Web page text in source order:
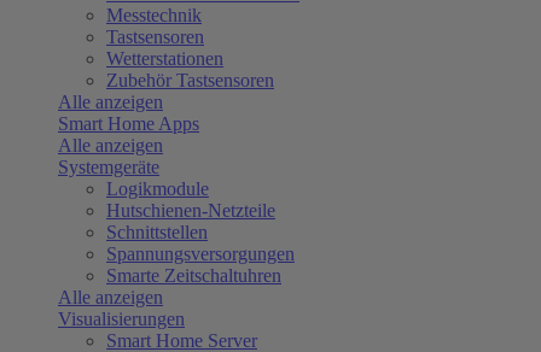
Messtechnik
Tastsensoren
Wetterstationen
Zubehör Tastsensoren
Alle anzeigen
Smart Home Apps
Alle anzeigen
Systemgeräte
Logikmodule
Hutschienen-Netzteile
Schnittstellen
Spannungsversorgungen
Smarte Zeitschaltuhren
Alle anzeigen
Visualisierungen
Smart Home Server